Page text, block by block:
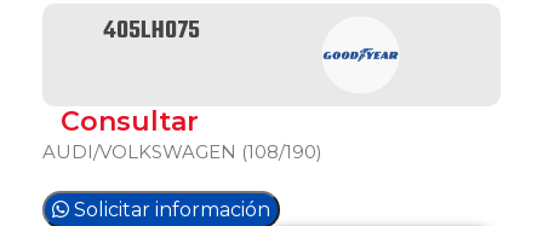
405LH075
Consultar
AUDI/VOLKSWAGEN (108/190)
Solicitar información